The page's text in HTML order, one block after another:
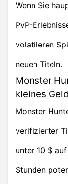
Wenn Sie
PvP-
volatileren
neuen Titeln.
Monster
kleines Geld
Monster
verifizierter
unter 10 $
Stunden